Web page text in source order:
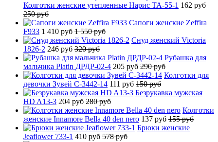
Колготки женские утепленные Нарис TA-55-1 162 руб
250 руб
Сапоги женские Zeffira
F933 1 410 руб 1 550 руб
Снуд женский Victoria
1826-2 246 руб 320 руб
Рубашка для
мальчика Platin ДРДР-02-4 205 руб 290 руб
Колготки для
девочки Зувей C-3442-14 111 руб 150 руб
Безрукавка мужская
HD A13-3 204 руб 280 руб
Колготки
женские Innamore Bella 40 den nero 137 руб 155 руб
Брюки женские
Jeaflower 733-1 410 руб 578 руб